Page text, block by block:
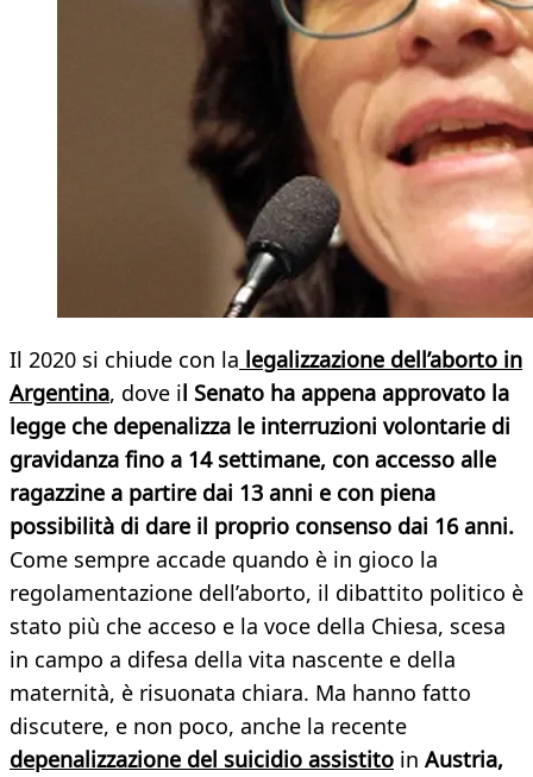
Il 2020 si chiude con la legalizzazione dell’aborto in
Argentina, dove il Senato ha appena approvato la
legge che depenalizza le interruzioni volontarie di
gravidanza fino a 14 settimane, con accesso alle
ragazzine a partire dai 13 anni e con piena
possibilità di dare il proprio consenso dai 16 anni.
Come sempre accade quando è in gioco la
regolamentazione dell’aborto, il dibattito politico è
stato più che acceso e la voce della Chiesa, scesa
in campo a difesa della vita nascente e della
maternità, è risuonata chiara. Ma hanno fatto
discutere, e non poco, anche la recente
depenalizzazione del suicidio assistito in Austria,